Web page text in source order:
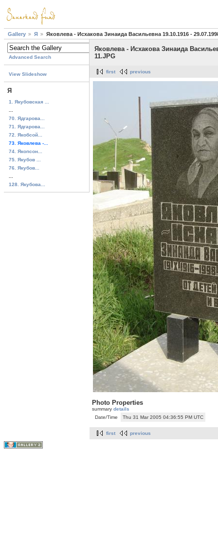
Gallery Я Яковлева - Исхакова Зинаида Васильевна 19.10.1916 -
Advanced Search
View Slideshow
Я
1. Якубовская ...
70. Ядгарова...
71. Ядгарова...
72. Якобсой...
73. Яковлева -...
74. Якопсон...
75. Якубов ...
76. Якубов...
128. Якубова...
Яковлева - Исхакова Зинаида
11.JPG
first previous
Photo Properties
summary details
Date/Time
Thu 31 Mar 2005 04:36:55 PM UTC
first previous